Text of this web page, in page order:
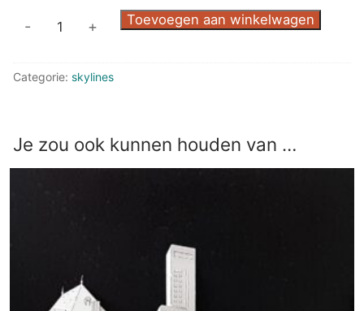
aantal
- + Toevoegen aan winkelwagen
Categorie: skylines
Je zou ook kunnen houden van …